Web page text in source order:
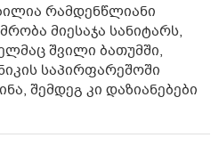
რამდენწლიანი
მიესაჯა სანიტარს,
შვილი ბათუმში,
საპირფარეშოში
შემდეგ კი დაზიანებები